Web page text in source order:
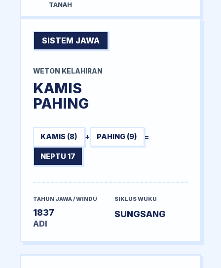
TANAH
SISTEM JAWA
WETON KELAHIRAN
KAMIS
PAHING
KAMIS (8) + PAHING (9) =
NEPTU 17
TAHUN JAWA / WINDU
1837
ADI
SIKLUS WUKU
SUNGSANG